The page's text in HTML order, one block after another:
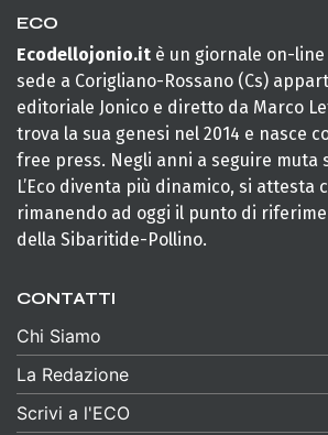
ECO
Ecodellojonio.it è un giornale on-
sede a Corigliano-Rossano (Cs)
editoriale Jonico e diretto da Marco
trova la sua genesi nel 2014 e nasce
free press. Negli anni a seguire muta
L’Eco diventa più dinamico, si attesta
rimanendo ad oggi il punto di
della Sibaritide-Pollino.
CONTATTI
Chi Siamo
La Redazione
Scrivi a l'ECO